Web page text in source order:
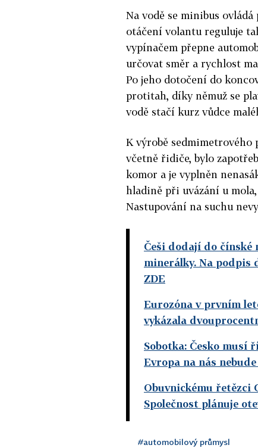
Na vodě se minibus
otáčení volantu reguluje
vypínačem přepne
určovat směr a rychlost
Po jeho dotočení do
protitah, díky němuž se
vodě stačí kurz vůdce
K výrobě sedmimetrového
včetně řidiče, bylo
komor a je vyplněn
hladině při uvázání u
Nastupování na suchu
Češi dodají do čínské
minerálky. Na podpis
ZDE
Eurozóna v prvním
vykázala
Sobotka: Česko musí
Evropa na nás
Obuvnickému řetězci
Společnost plánuje
#automobilový průmysl